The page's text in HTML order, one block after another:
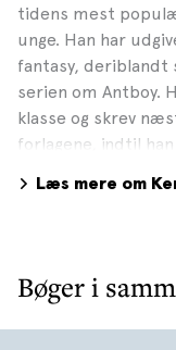
tidens mest
unge. Han har
fantasy, deriblandt
serien om Antboy.
klasse og skrev
forlagene, indtil
temaer og emner
solgt til
stor succes i ind-
Stephen King og
Læs mere om
Bøger i